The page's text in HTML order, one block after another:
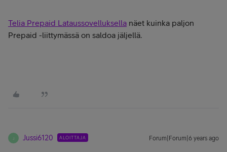
Telia Prepaid Lataussovelluksella näet kuinka paljon
Prepaid -liittymässä on saldoa jäljellä.
J Jussi6120 ALOITTAJA Forum|Forum|6 years ago